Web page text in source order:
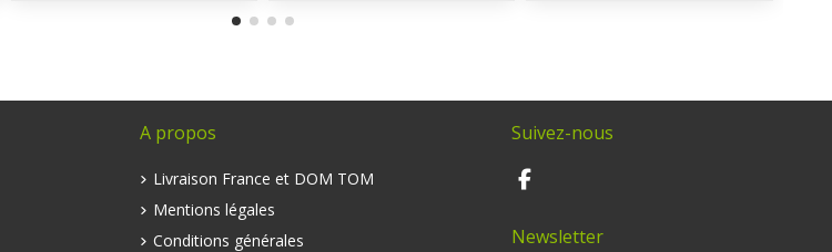
A propos
Livraison France et DOM TOM
Mentions légales
Conditions générales
Suivez-nous
Newsletter